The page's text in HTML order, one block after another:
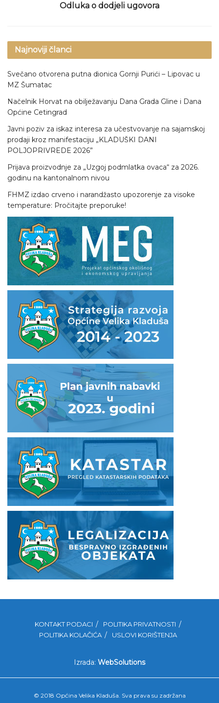
Odluka o dodjeli ugovora
Najnoviji članci
Svečano otvorena putna dionica Gornji Purići – Lipovac u
MZ Šumatac
Načelnik Horvat na obilježavanju Dana Grada Gline i Dana
Općine Cetingrad
Javni poziv za iskaz interesa za učestvovanje na sajamskoj
prodaji kroz manifestaciju „KLADUŠKI DANI
POLJOPRIVREDE 2026”
Prijava proizvodnje za „Uzgoj podmlatka ovaca“ za 2026.
godinu na kantonalnom nivou
FHMZ izdao crveno i narandžasto upozorenje za visoke
temperature: Pročitajte preporuke!
KONTAKT PODACI
POLITIKA PRIVATNOSTI
POLITIKA KOLAČIĆA
USLOVI KORIŠTENJA
Izrada: WebSolutions
© 2018 Općina Velika Kladuša. Sva prava su zadržana